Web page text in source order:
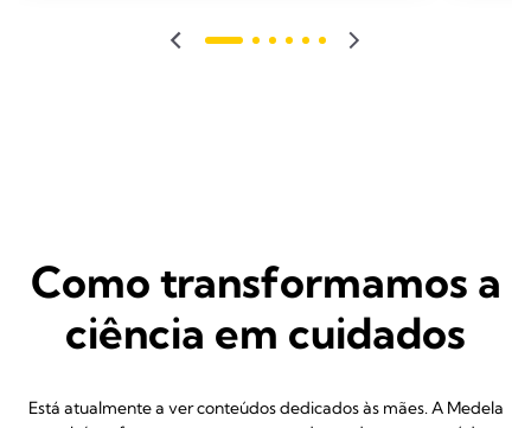
Como transformamos a
ciência em cuidados
Está atualmente a ver conteúdos dedicados às mães. A Medela